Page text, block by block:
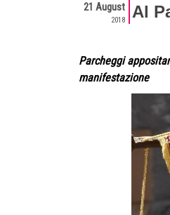
21 August
2018 Al
Parcheggi
manifestazione